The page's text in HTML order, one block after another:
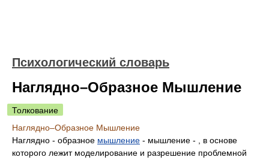
Психологический словарь
Наглядно–Образное Мышление
Толкование
Наглядно–Образное Мышление
Наглядно - образное мышление - мышление - , в основе
которого лежит моделирование и разрешение проблемной